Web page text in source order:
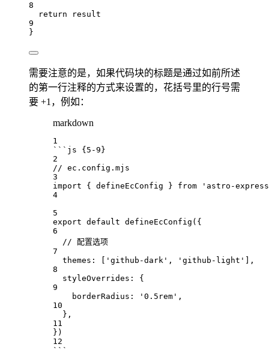
8
return
result
9
}
需要注意的是，如果代码块的标题是通过如前所述
的第一行注释的方式来设置的，花括号里的行号需
要 +1，例如：
markdown
1
```js {5-9}
2
// ec.config.mjs
3
import { defineEcConfig } from
'astro-
4
5
export default defineEcConfig ({
6
// 配置选项
7
themes : 'github-dark' , 'github-light'
],
8
styleOverrides :
{
9
borderRadius : '0.5rem' ,
10
},
11
})
12
```